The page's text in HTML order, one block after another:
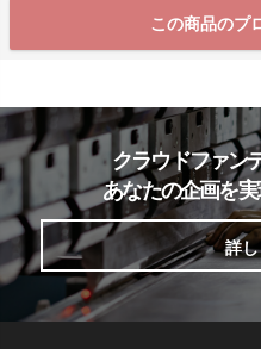
この商品のプ
クラウドファン
あなたの企画を
詳